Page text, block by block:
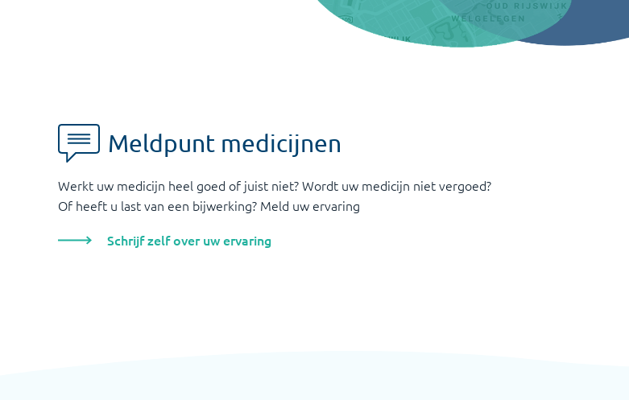
Meldpunt medicijnen
Werkt uw medicijn heel goed of juist niet? Wordt uw medicijn niet vergoed?
Of heeft u last van een bijwerking? Meld uw ervaring
Schrijf zelf over uw ervaring